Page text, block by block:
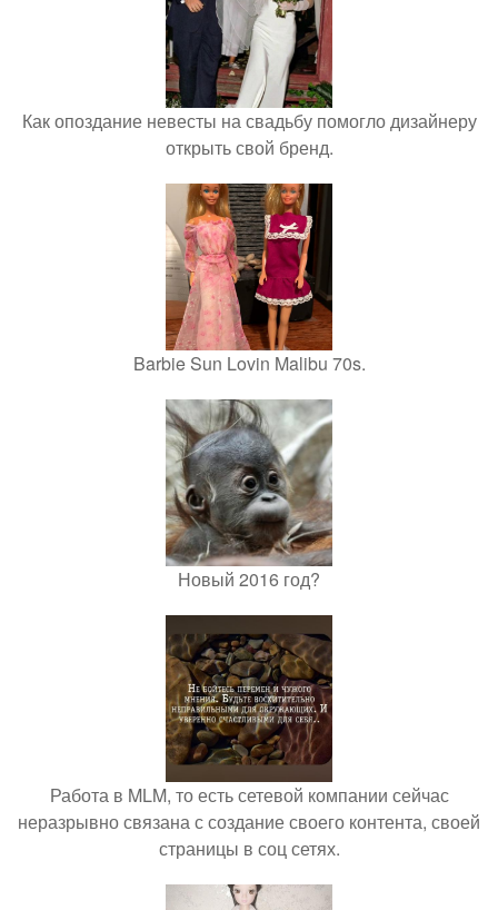
Как опоздание невесты на свадьбу помогло дизайнеру
открыть свой бренд.
Barbie Sun Lovin Malibu 70s.
Новый 2016 год?
Работа в MLM, то есть сетевой компании сейчас
неразрывно связана с создание своего контента, своей
страницы в соц сетях.